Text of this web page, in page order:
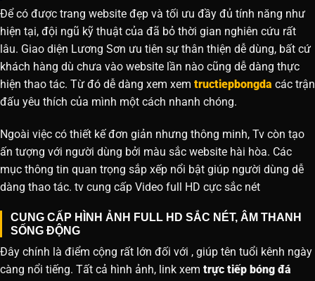
Để có được trang website đẹp và tối ưu đầy đủ tính năng như
hiện tại, đội ngũ kỹ thuật của đã bỏ thời gian nghiên cứu rất
lâu. Giao diện Lương Sơn ưu tiên sự thân thiện dễ dùng, bất cứ
khách hàng dù chưa vào website lần nào cũng dễ dàng thực
hiện thao tác. Từ đó dễ dàng xem xem tructiepbongda các trận
đấu yêu thích của mình một cách nhanh chóng.
Ngoài việc có thiết kế đơn giản nhưng thông minh, Tv còn tạo
ấn tượng với người dùng bởi màu sắc website hài hòa. Các
mục thông tin quan trọng sắp xếp nổi bật giúp người dùng dễ
dàng thao tác. tv cung cấp Video full HD cực sắc nét
CUNG CẤP HÌNH ẢNH FULL HD SẮC NÉT, ÂM THANH
SỐNG ĐỘNG
Đây chính là điểm cộng rất lớn đối với , giúp tên tuổi kênh ngày
càng nổi tiếng. Tất cả hình ảnh, link xem trực tiếp bóng đá